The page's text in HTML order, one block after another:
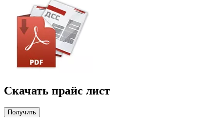
Скачать прайс лист
Получить